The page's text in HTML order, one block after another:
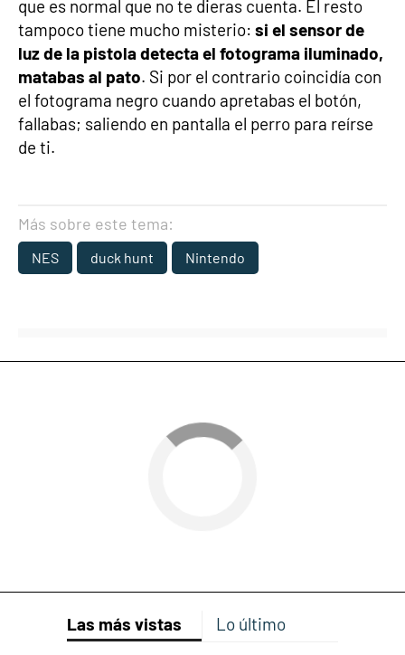
que es normal que no te dieras cuenta. El resto
tampoco tiene mucho misterio: si el sensor de
luz de la pistola detecta el fotograma iluminado,
matabas al pato. Si por el contrario coincidía con
el fotograma negro cuando apretabas el botón,
fallabas; saliendo en pantalla el perro para reírse
de ti.
Más sobre este tema:
NES duck hunt Nintendo
Las más vistas Lo último